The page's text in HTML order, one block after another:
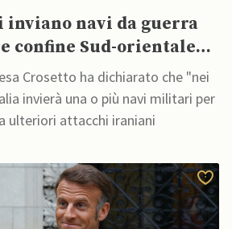
navi da guerra
confine Sud-orientale
Iran
Crosetto ha dichiarato che "nei
invierà una o più navi militari per
ulteriori attacchi iraniani